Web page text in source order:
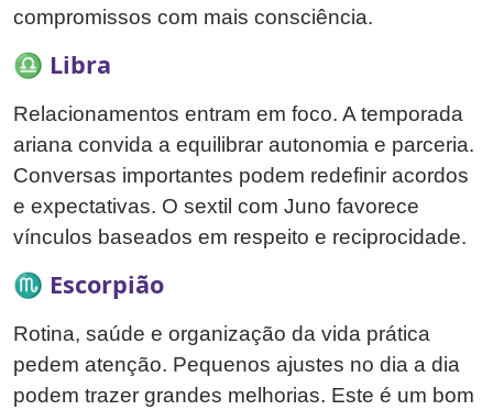
compromissos com mais consciência.
♎ Libra
Relacionamentos entram em foco. A temporada
ariana convida a equilibrar autonomia e parceria.
Conversas importantes podem redefinir acordos
e expectativas. O sextil com Juno favorece
vínculos baseados em respeito e reciprocidade.
♏ Escorpião
Rotina, saúde e organização da vida prática
pedem atenção. Pequenos ajustes no dia a dia
podem trazer grandes melhorias. Este é um bom